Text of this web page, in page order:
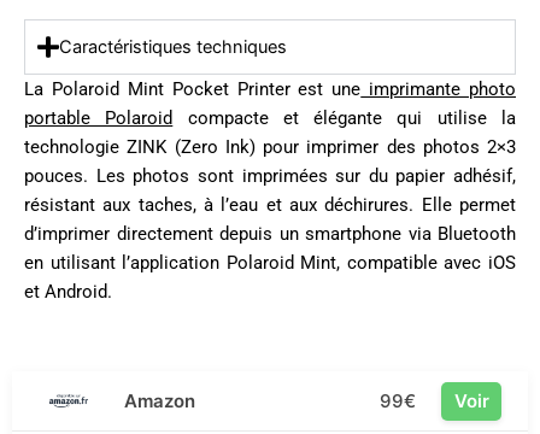
Caractéristiques techniques
La Polaroid Mint Pocket Printer est une imprimante photo
portable Polaroid compacte et élégante qui utilise la
technologie ZINK (Zero Ink) pour imprimer des photos 2×3
pouces. Les photos sont imprimées sur du papier adhésif,
résistant aux taches, à l’eau et aux déchirures. Elle permet
d’imprimer directement depuis un smartphone via Bluetooth
en utilisant l’application Polaroid Mint, compatible avec iOS
et Android.
Amazon 99€ Voir